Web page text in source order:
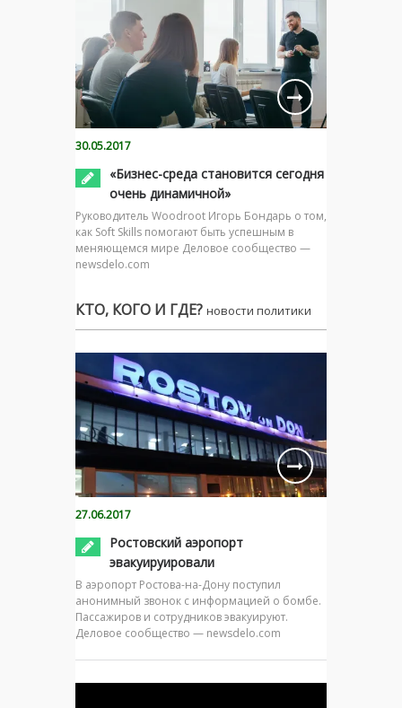
30.05.2017
«Бизнес-среда становится сегодня
очень динамичной»
Руководитель Woodroot Игорь Бондарь о том,
как Soft Skills помогают быть успешным в
меняющемся мире Деловое сообщество —
newsdelo.com
КТО, КОГО И ГДЕ? новости политики
27.06.2017
Ростовский аэропорт
эвакуируировали
В аэропорт Ростова-на-Дону поступил
анонимный звонок с информацией о бомбе.
Пассажиров и сотрудников эвакуируют.
Деловое сообщество — newsdelo.com